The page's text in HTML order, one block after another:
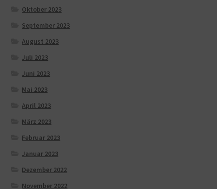
Oktober 2023
September 2023
August 2023
Juli 2023
Juni 2023
Mai 2023
April 2023
März 2023
Februar 2023
Januar 2023
Dezember 2022
November 2022